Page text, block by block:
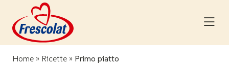
content
Home » Ricette » Primo piatto